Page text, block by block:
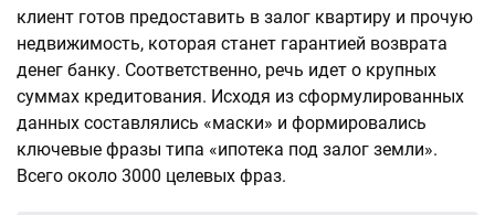
клиент готов предоставить в залог квартиру и прочую
недвижимость, которая станет гарантией возврата
денег банку. Соответственно, речь идет о крупных
суммах кредитования. Исходя из сформулированных
данных составлялись «маски» и формировались
ключевые фразы типа «ипотека под залог земли».
Всего около 3000 целевых фраз.